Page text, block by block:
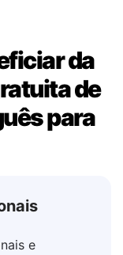
da
de
para